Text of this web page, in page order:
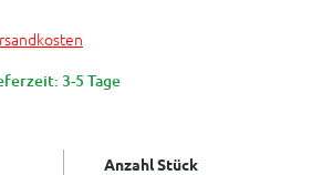
3-5 Tage
Anzahl Stück